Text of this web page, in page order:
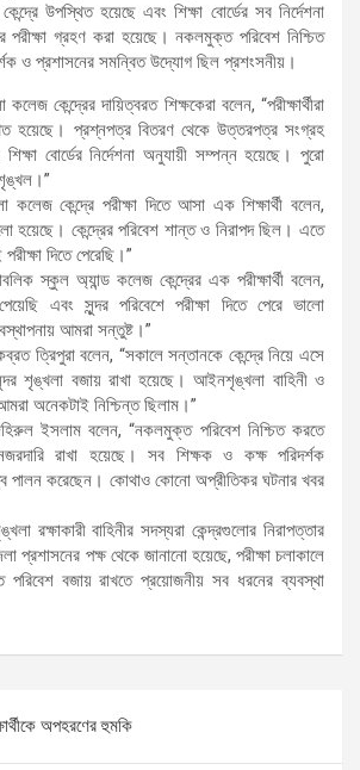
উপস্থিত হয়েছে এবং শিক্ষা বোর্ডের সব নির্দেশনা
পরীক্ষা গ্রহণ করা হয়েছে। নকলমুক্ত পরিবেশ নিশ্চিত
ও প্রশাসনের সমন্বিত উদ্যোগ ছিল প্রশংসনীয়।
কেন্দ্রের দায়িত্বরত শিক্ষকেরা বলেন, “পরীক্ষার্থীরা
হয়েছে। প্রশ্নপত্র বিতরণ থেকে উত্তরপত্র সংগ্রহ
শিক্ষা বোর্ডের নির্দেশনা অনুযায়ী সম্পন্ন হয়েছে। পুরো
কলেজ কেন্দ্রে পরীক্ষা দিতে আসা এক শিক্ষার্থী বলেন,
হয়েছে। কেন্দ্রের পরিবেশ শান্ত ও নিরাপদ ছিল। এতে
দিতে পেরেছি।”
স্কুল অ্যান্ড কলেজ কেন্দ্রের এক পরীক্ষার্থী বলেন,
এবং সুন্দর পরিবেশে পরীক্ষা দিতে পেরে ভালো
আমরা সন্তুষ্ট।”
ত্রিপুরা বলেন, “সকালে সন্তানকে কেন্দ্রে নিয়ে এসে
শৃঙ্খলা বজায় রাখা হয়েছে। আইনশৃঙ্খলা বাহিনী ও
অনেকটাই নিশ্চিন্ত ছিলাম।”
ইসলাম বলেন, “নকলমুক্ত পরিবেশ নিশ্চিত করতে
রাখা হয়েছে। সব শিক্ষক ও কক্ষ পরিদর্শক
পালন করেছেন। কোথাও কোনো অপ্রীতিকর ঘটনার খবর
রক্ষাকারী বাহিনীর সদস্যরা কেন্দ্রগুলোর নিরাপত্তার
প্রশাসনের পক্ষ থেকে জানানো হয়েছে, পরীক্ষা চলাকালে
বজায় রাখতে প্রয়োজনীয় সব ধরনের ব্যবস্থা
অপহরণের হুমকি